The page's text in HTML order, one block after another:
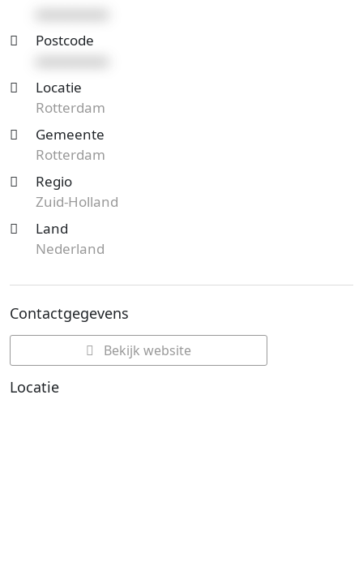
Postcode
Locatie
Rotterdam
Gemeente
Rotterdam
Regio
Zuid-Holland
Land
Nederland
Contactgegevens
Bekijk website
Locatie